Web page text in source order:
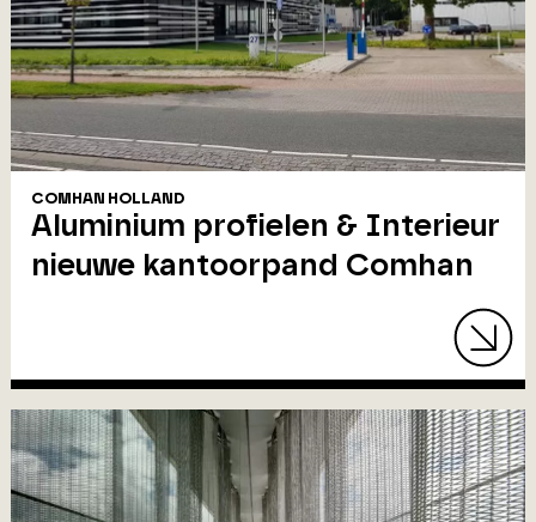
COMHAN HOLLAND
Aluminium profielen & Interieur
nieuwe kantoorpand Comhan